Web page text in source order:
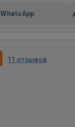
WhatsApp
· 11 отзывов